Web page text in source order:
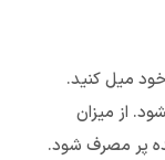
میل کنید.
از میزان
پر مصرف شود.